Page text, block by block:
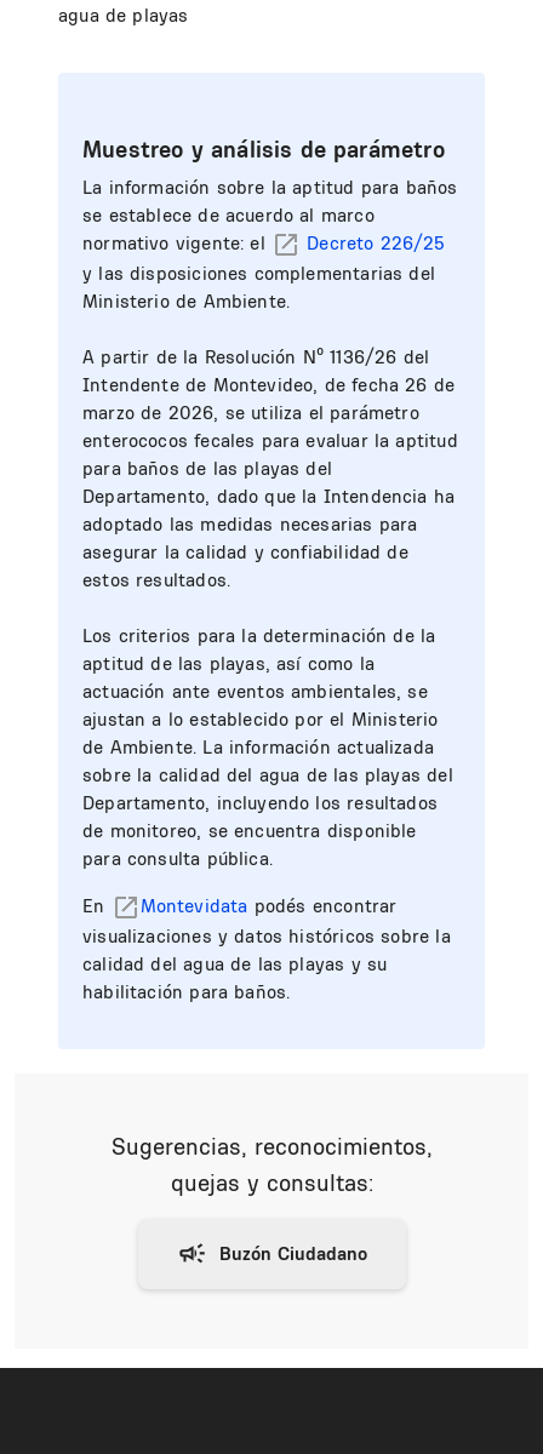
agua de playas
Muestreo y análisis de parámetro
La información sobre la aptitud para baños
se establece de acuerdo al marco
normativo vigente: el
Decreto 226/25
y las disposiciones complementarias del
Ministerio de Ambiente.
A partir de la Resolución Nº 1136/26 del
Intendente de Montevideo, de fecha 26 de
marzo de 2026, se utiliza el parámetro
enterococos fecales para evaluar la aptitud
para baños de las playas del
Departamento, dado que la Intendencia ha
adoptado las medidas necesarias para
asegurar la calidad y confiabilidad de
estos resultados.
Los criterios para la determinación de la
aptitud de las playas, así como la
actuación ante eventos ambientales, se
ajustan a lo establecido por el Ministerio
de Ambiente. La información actualizada
sobre la calidad del agua de las playas del
Departamento, incluyendo los resultados
de monitoreo, se encuentra disponible
para consulta pública.
En Montevidata podés encontrar
visualizaciones y datos históricos sobre la
calidad del agua de las playas y su
habilitación para baños.
Sugerencias, reconocimientos,
quejas y consultas: